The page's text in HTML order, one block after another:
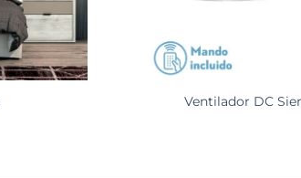
Ventilador DC